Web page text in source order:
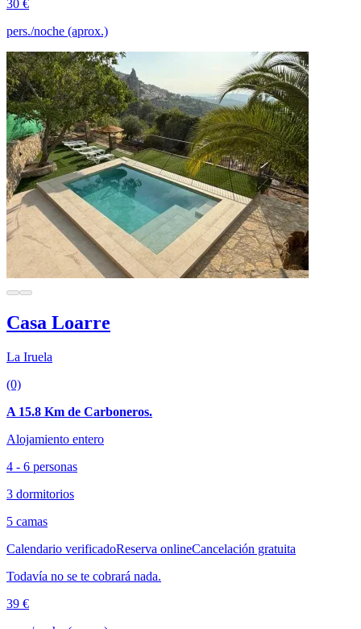
30 €
pers./noche (aprox.)
Casa Loarre
La Iruela
(0)
A 15.8 Km de Carboneros.
Alojamiento entero
4 - 6 personas
3 dormitorios
5 camas
Calendario verificadoReserva onlineCancelación gratuita
Todavía no se te cobrará nada.
39 €